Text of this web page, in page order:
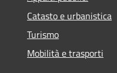
Catasto e urbanistica
Turismo
Mobilità e trasporti